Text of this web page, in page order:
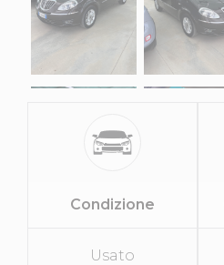
Condizione
Usato